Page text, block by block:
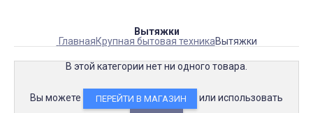
Вытяжки
ГлавнаяКрупная бытовая техникаВытяжки
В этой категории нет ни одного товара.
Вы можете ПЕРЕЙТИ В МАГАЗИН или использовать